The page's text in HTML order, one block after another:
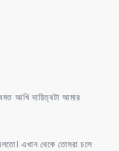
আখি দায়িত্বটা আমার
এখান থেকে তোমরা চলে